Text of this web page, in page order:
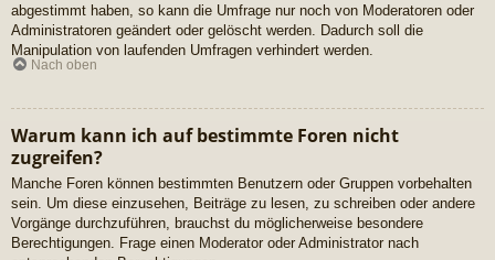
abgestimmt haben, so kann die Umfrage nur noch von Moderatoren oder
Administratoren geändert oder gelöscht werden. Dadurch soll die
Manipulation von laufenden Umfragen verhindert werden.
Nach oben
Warum kann ich auf bestimmte Foren nicht
zugreifen?
Manche Foren können bestimmten Benutzern oder Gruppen vorbehalten
sein. Um diese einzusehen, Beiträge zu lesen, zu schreiben oder andere
Vorgänge durchzuführen, brauchst du möglicherweise besondere
Berechtigungen. Frage einen Moderator oder Administrator nach